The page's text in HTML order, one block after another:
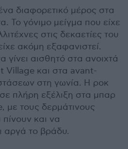
διαφορετικό μέρος στα
Το γόνιμο μείγμα που είχε
στις δεκαετίες του
ακόμη εξαφανιστεί.
αισθητό στα ανοιχτά
Village και στα avant-
στη γωνία. Η ροκ
πλήρη εξέλιξη στα μπαρ
με τους δερμάτινους
και να
αργά το βράδυ.